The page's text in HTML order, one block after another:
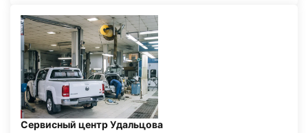
Сервисный центр Удальцова